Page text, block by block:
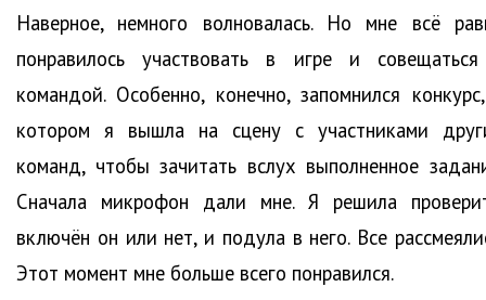
Наверное, немного волновалась. Но мне всё
понравилось участвовать в игре и
командой. Особенно, конечно, запомнился
котором я вышла на сцену с участниками
команд, чтобы зачитать вслух выполненное
Сначала микрофон дали мне. Я решила
включён он или нет, и подула в него. Все
Этот момент мне больше всего понравился.